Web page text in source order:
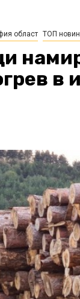
област ТОП
в